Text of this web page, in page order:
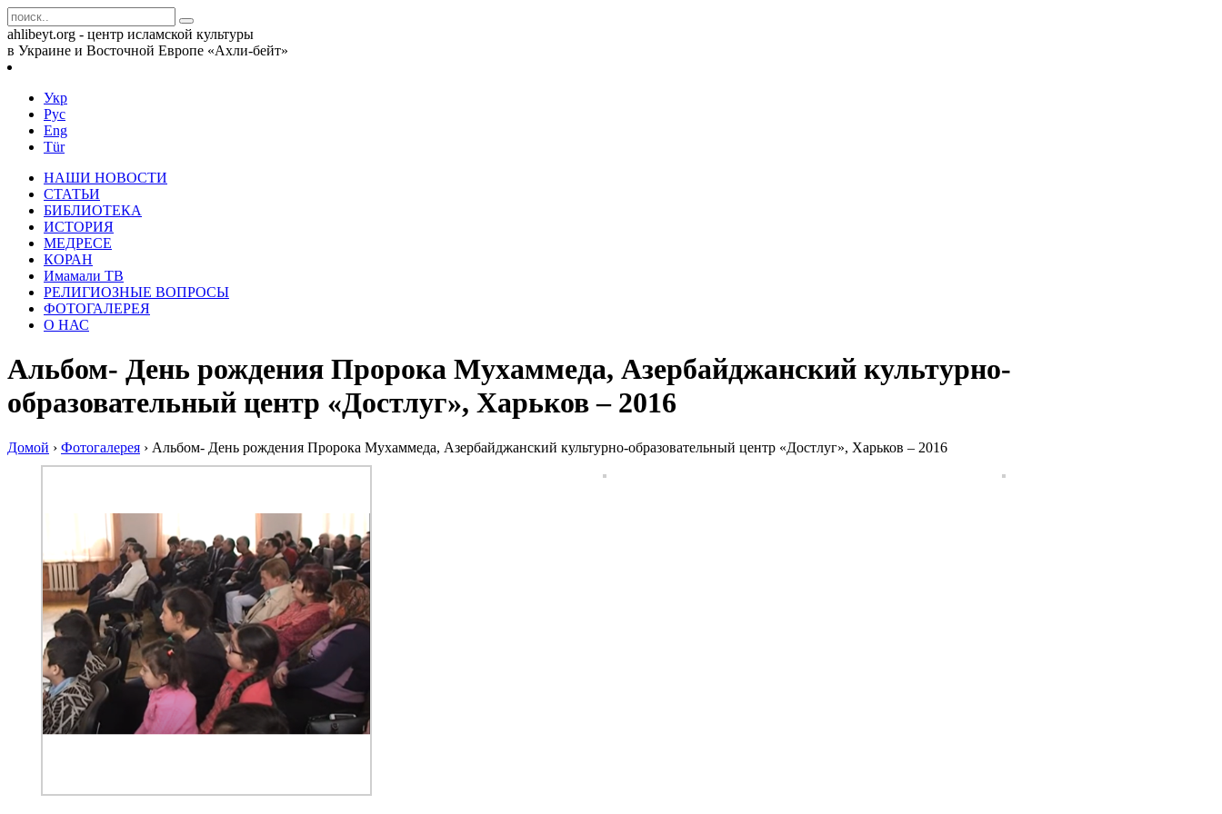
ahlibeyt.org - центр исламской культуры
в Украине и Восточной Европе «Ахли-бейт»
Укр
Рус
Eng
Tür
НАШИ НОВОСТИ
СТАТЬИ
БИБЛИОТЕКА
ИСТОРИЯ
МЕДРЕСЕ
КОРАН
Имамали ТВ
РЕЛИГИОЗНЫЕ ВОПРОСЫ
ФОТОГАЛЕРЕЯ
О НАС
Альбом- День рождения Пророка Мухаммеда, Азербайджанский культурно-
образовательный центр «Достлуг», Харьков – 2016
Домой › Фотогалерея › Альбом- День рождения Пророка Мухаммеда, Азербайджанский культурно-образовательный центр «Достлуг», Харьков – 2016